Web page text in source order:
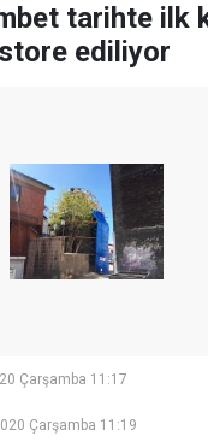
tarihte ilk
ediliyor
Çarşamba 11:17
Çarşamba 11:19